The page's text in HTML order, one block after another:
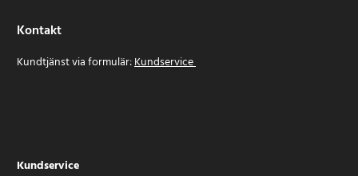
Kontakt
Kundtjänst via formulär:Kundservice
Kundservice